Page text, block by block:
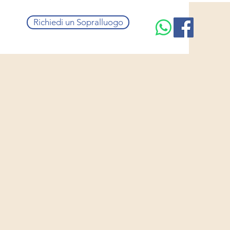
Richiedi un Sopralluogo